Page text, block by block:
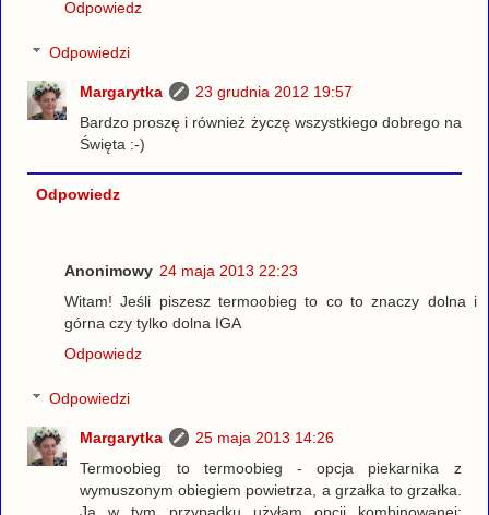
Odpowiedz
Odpowiedzi
Margarytka
23 grudnia 2012 19:57
Bardzo proszę i również życzę wszystkiego dobrego na
Święta :-)
Odpowiedz
Anonimowy 24 maja 2013 22:23
Witam! Jeśli piszesz termoobieg to co to znaczy dolna i
górna czy tylko dolna IGA
Odpowiedz
Odpowiedzi
Margarytka
25 maja 2013 14:26
Termoobieg to termoobieg - opcja piekarnika z
wymuszonym obiegiem powietrza, a grzałka to grzałka.